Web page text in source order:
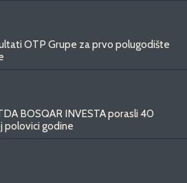
OTP Grupe za prvo polugodište
BOSQAR INVESTA porasli 40
polovici godine